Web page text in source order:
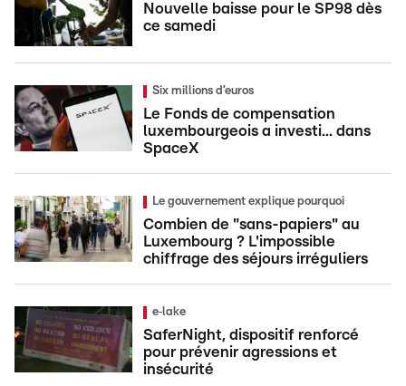
Nouvelle baisse pour le SP98 dès
ce samedi
Six millions d’euros
Le Fonds de compensation
luxembourgeois a investi... dans
SpaceX
Le gouvernement explique pourquoi
Combien de "sans-papiers" au
Luxembourg ? L'impossible
chiffrage des séjours irréguliers
e‑lake
SaferNight, dispositif renforcé
pour prévenir agressions et
insécurité